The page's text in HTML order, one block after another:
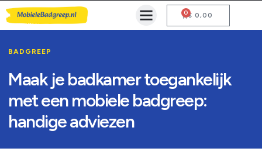
€ 0,00
0
BADGREEP
Maak je badkamer toegankelijk
met een mobiele badgreep:
handige adviezen